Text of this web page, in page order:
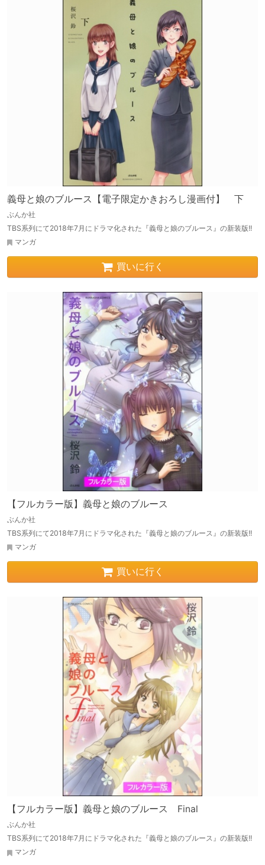
義母と娘のブルース【電子限定かきおろし漫画付】 下
ぶんか社
TBS系列にて2018年7月にドラマ化された『義母と娘のブルース』の新装版!!
マンガ
買いに行く
【フルカラー版】義母と娘のブルース
ぶんか社
TBS系列にて2018年7月にドラマ化された『義母と娘のブルース』の新装版!!
マンガ
買いに行く
【フルカラー版】義母と娘のブルース Final
ぶんか社
TBS系列にて2018年7月にドラマ化された『義母と娘のブルース』の新装版!!
マンガ